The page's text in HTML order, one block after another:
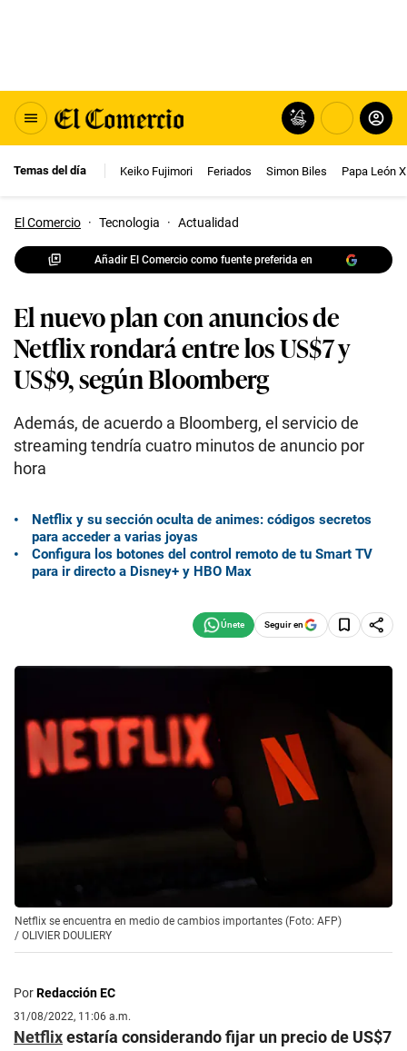
Temas del día Keiko Fujimori Feriados Simon Biles Papa León
El Comercio · Tecnologia · Actualidad
Añadir El Comercio como fuente preferida en
El nuevo plan con anuncios de
Netflix rondará entre los US$7 y
US$9, según Bloomberg
Además, de acuerdo a Bloomberg, el servicio de
streaming tendría cuatro minutos de anuncio por
hora
Netflix y su sección oculta de animes: códigos secretos
para acceder a varias joyas
Configura los botones del control remoto de tu Smart TV
para ir directo a Disney+ y HBO Max
Seguir en
Netflix se encuentra en medio de cambios importantes (Foto: AFP)
/ OLIVIER DOULIERY
PorRedacción EC
31/08/2022, 11:06 a.m.
Netflixestaría considerando fijar un precio de US$7